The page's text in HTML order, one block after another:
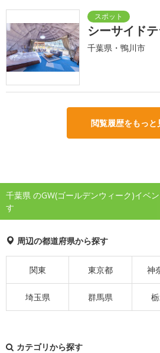
シーサイド
千葉県・鴨川市
閲覧履歴をもっと
千葉県 のGW(ゴールデンウィーク)イベ
す
周辺の都道府県から探す
関東 東京都 神
埼玉県 群馬県
カテゴリから探す